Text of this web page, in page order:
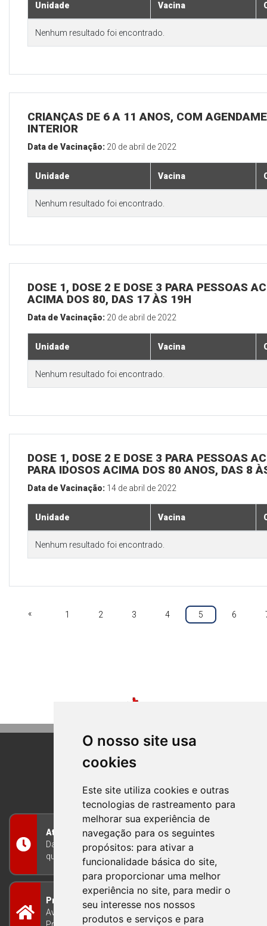
O nosso site usa
cookies
Este site utiliza cookies e outras
tecnologias de rastreamento para
melhorar sua experiência de
navegação para os seguintes
propósitos: para ativar a
funcionalidade básica do site,
para proporcionar uma melhor
experiência no site, para medir o
seu interesse nos nossos
produtos e serviços e para
Unidade Vacina
Nenhum resultado foi encontrado.
CRIANÇAS DE 6 A 11 ANOS, COM
INTERIOR
Data de Vacinação: 20 de abril de 2022
Unidade Vacina
Nenhum resultado foi encontrado.
DOSE 1, DOSE 2 E DOSE 3 PARA PESSOAS
ACIMA DOS 80, DAS 17 ÀS 19H
Data de Vacinação: 20 de abril de 2022
Unidade Vacina
Nenhum resultado foi encontrado.
DOSE 1, DOSE 2 E DOSE 3 PARA PESSOAS
PARA IDOSOS ACIMA DOS 80 ANOS, DAS 8
Data de Vacinação: 14 de abril de 2022
Unidade Vacina
Nenhum resultado foi encontrado.
« 1 2 3 4 5 6
BOM PRINCIPIO
RIO GRANDE DO SUL
Atendimento
Das 8h às 12h e das 13h às 17h30, de segunda a
quinta-feira, e nas sextas-feiras das 7h às 13h
Prefeitura Municipal
Avenida Guilherme Winter 65 - Centro Bom